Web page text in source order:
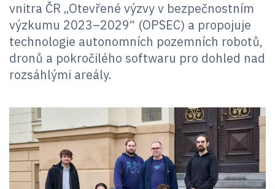
vnitra ČR „Otevřené výzvy v bezpečnostním
výzkumu 2023–2029“ (OPSEC) a propojuje
technologie autonomních pozemních robotů,
dronů a pokročilého softwaru pro dohled nad
rozsáhlými areály.